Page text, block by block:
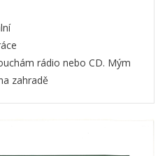
rádio nebo CD. Mým
zahradě